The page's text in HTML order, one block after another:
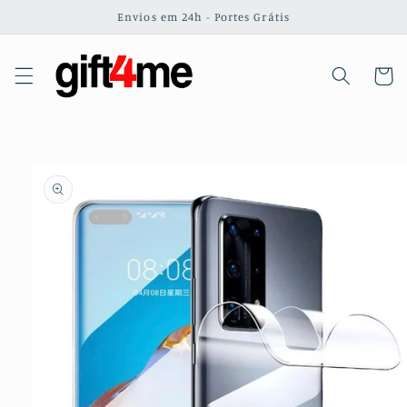
conteúdo
Envios em 24h - Portes Grátis
informação
do produto